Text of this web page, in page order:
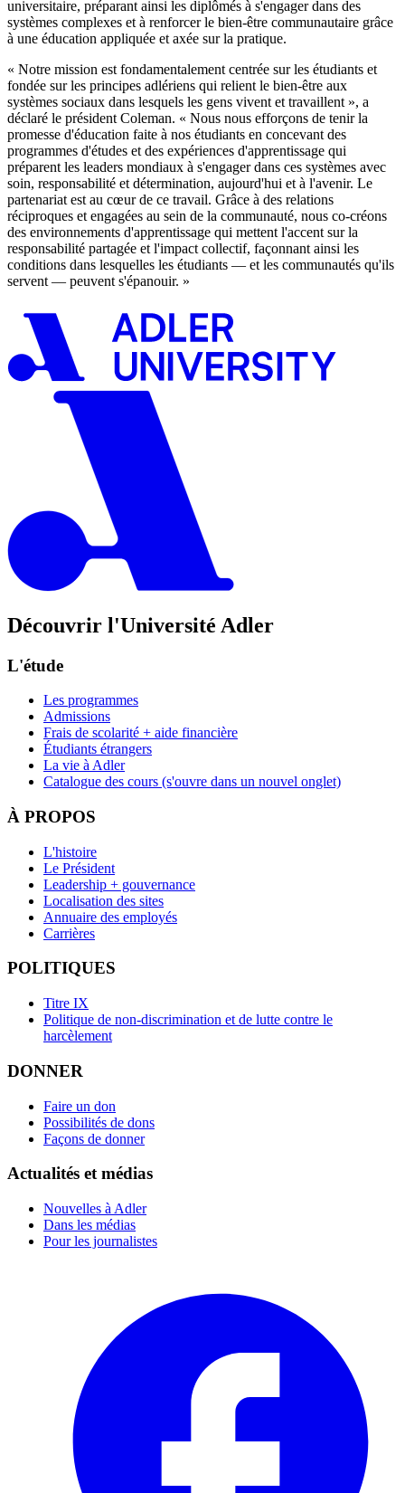
universitaire, préparant ainsi les diplômés à s'engager dans des
systèmes complexes et à renforcer le bien-être communautaire grâce
à une éducation appliquée et axée sur la pratique.
« Notre mission est fondamentalement centrée sur les étudiants et
fondée sur les principes adlériens qui relient le bien-être aux
systèmes sociaux dans lesquels les gens vivent et travaillent », a
déclaré le président Coleman. « Nous nous efforçons de tenir la
promesse d'éducation faite à nos étudiants en concevant des
programmes d'études et des expériences d'apprentissage qui
préparent les leaders mondiaux à s'engager dans ces systèmes avec
soin, responsabilité et détermination, aujourd'hui et à l'avenir. Le
partenariat est au cœur de ce travail. Grâce à des relations
réciproques et engagées au sein de la communauté, nous co-créons
des environnements d'apprentissage qui mettent l'accent sur la
responsabilité partagée et l'impact collectif, façonnant ainsi les
conditions dans lesquelles les étudiants — et les communautés qu'ils
servent — peuvent s'épanouir. »
Découvrir l'Université Adler
L'étude
Les programmes
Admissions
Frais de scolarité + aide financière
Étudiants étrangers
La vie à Adler
Catalogue des cours (s'ouvre dans un nouvel onglet)
À PROPOS
L'histoire
Le Président
Leadership + gouvernance
Localisation des sites
Annuaire des employés
Carrières
POLITIQUES
Titre IX
Politique de non-discrimination et de lutte contre le
harcèlement
DONNER
Faire un don
Possibilités de dons
Façons de donner
Actualités et médias
Nouvelles à Adler
Dans les médias
Pour les journalistes